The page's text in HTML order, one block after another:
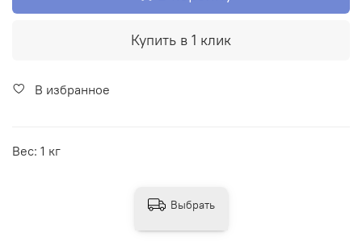
Купить в 1 клик
В избранное
Вес: 1 кг
Выбрать